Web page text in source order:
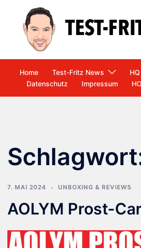
springen
Home Test-Fritz News
Datenschutz
Impressum
7. MAI 2024 UNBOXING & REVIEWS
AOLYM Prost-